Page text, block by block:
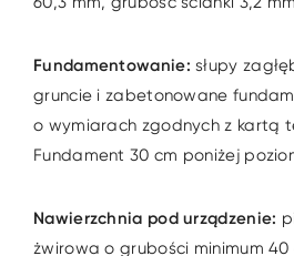
Fundamentowanie:słupy
gruncie i zabetonowane
o wymiarach zgodnych z kartą
Fundament 30 cm poniżej
Nawierzchnia pod urządzenie:
żwirowa o grubości minimum